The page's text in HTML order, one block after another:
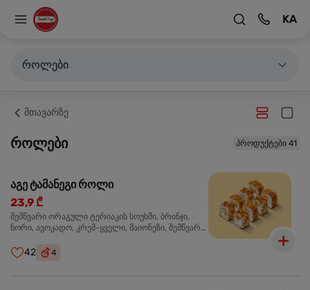
KA
როლები
მთავარზე
როლები პროდუქტები 41
აგე ტამანეგი როლი
23,9 ₾
შემწვარი ორაგული ტერიაკის სოუსში, ბრინჯი,
ნორი, ავოკადო, კრემ-ყველი, მაიონეზი, შემწვარი
42 4